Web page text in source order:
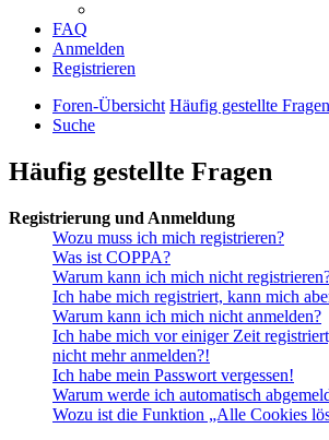
FAQ
Anmelden
Registrieren
Foren-Übersicht Häufig gestellte Fragen
Suche
Häufig gestellte Fragen
Registrierung und Anmeldung
Wozu muss ich mich registrieren?
Was ist COPPA?
Warum kann ich mich nicht
Ich habe mich registriert, kann mich
Warum kann ich mich nicht anmelden?
Ich habe mich vor einiger Zeit
nicht mehr anmelden?!
Ich habe mein Passwort vergessen!
Warum werde ich automatisch
Wozu ist die Funktion „Alle Cookies